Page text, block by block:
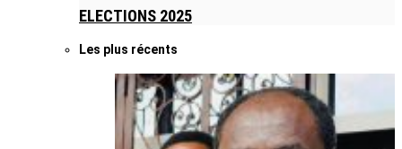
ELECTIONS 2025
Les plus récents